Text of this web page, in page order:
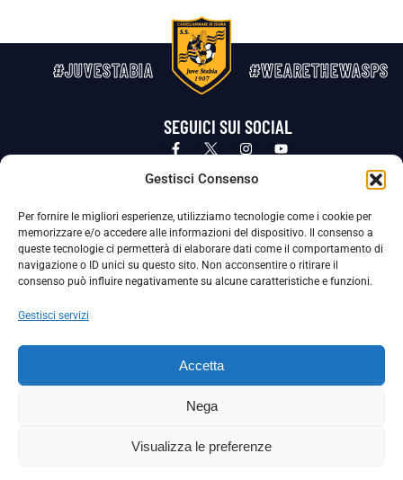
Gestisci Consenso
Per fornire le migliori esperienze, utilizziamo tecnologie come i cookie per
memorizzare e/o accedere alle informazioni del dispositivo. Il consenso a
queste tecnologie ci permetterà di elaborare dati come il comportamento di
navigazione o ID unici su questo sito. Non acconsentire o ritirare il
consenso può influire negativamente su alcune caratteristiche e funzioni.
Gestisci servizi
Accetta
Nega
Visualizza le preferenze
#JUVESTABIA #WEARETHEWASPS
SEGUICI SUI SOCIAL
Privacy Policy Cookie Policy
La Società ha nominato il Responsabile della Protezione dei Dati Personali (DPO), figura specializzata che vigila sulle modalità
adottate dalla nostra Società per tutelare i Suoi dati personali.
Per contattare il DPO può scrivere a
La Società ha inoltre adottato un proprio Codice Etico, consultabile al seguente link:
Scarica il Codice Etico